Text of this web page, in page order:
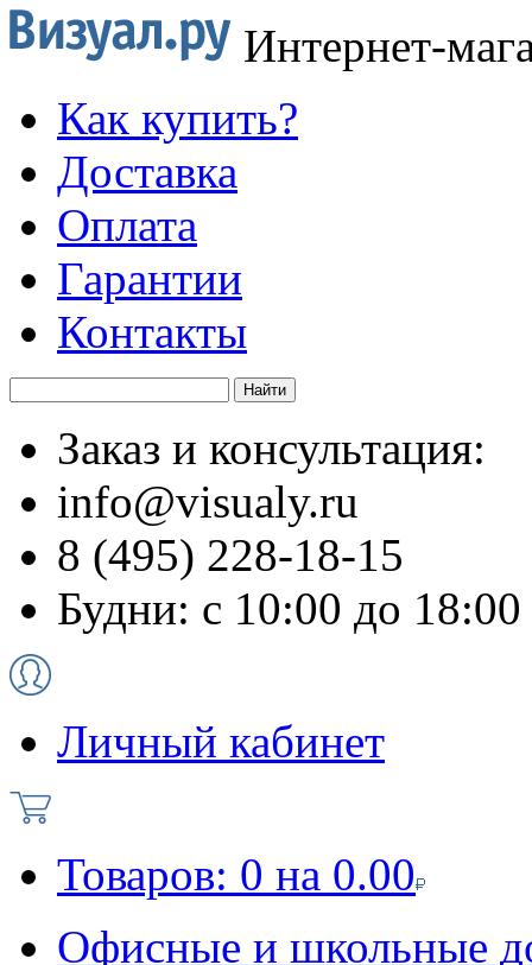
Интернет-
Как купить?
Доставка
Оплата
Гарантии
Контакты
Заказ и консультация:
info@visualy.ru
8 (495) 228-18-15
Будни: с 10:00 до 18:00
Личный кабинет
Товаров: 0 на 0.00
Офисные и школьные